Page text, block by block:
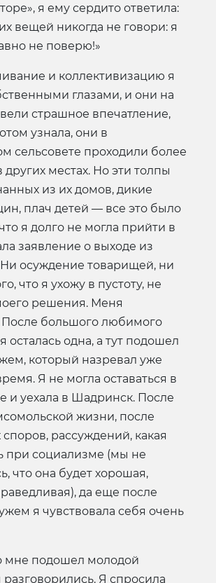
я ему сердито ответила:
вещей никогда не говори: я
не поверю!»
и коллективизацию я
глазами, и они на
страшное впечатление,
узнала, они в
сельсовете проходили более
других местах. Но эти толпы
из их домов, дикие
плач детей — все это было
я долго не могла прийти в
заявление о выходе из
осуждение товарищей, ни
что я ухожу в пустоту, не
решения. Меня
большого любимого
осталась одна, а тут подошел
который назревал уже
Я не могла оставаться в
и уехала в Шадринск. После
жизни, после
рассуждений, какая
при социализме (мы не
что она будет хорошая,
да еще после
я чувствовала себя очень
мне подошел молодой
Я спросила